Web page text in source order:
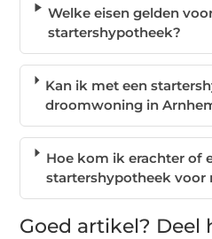
Welke eisen gelden
startershypotheek?
Kan ik met een
droomwoning in
Hoe kom ik erachter of
startershypotheek voor
Goed artikel? Deel